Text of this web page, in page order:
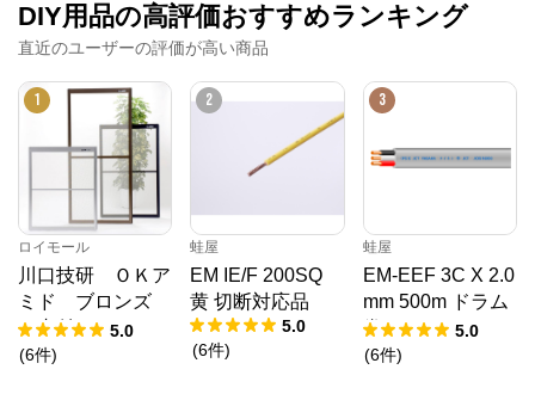
DIY用品の高評価おすすめランキング
直近のユーザーの評価が高い商品
1
ロイモール
川口技研 ＯＫア
ミド ブロンズ
（内付） １９－
６０
5.0
(6件)
2
蛙屋
EM IE/F 200SQ
黄 切断対応品
5.0
(6件)
3
蛙屋
EM-EEF 3C X 2.0
mm 500m ドラム
巻
5.0
(6件)